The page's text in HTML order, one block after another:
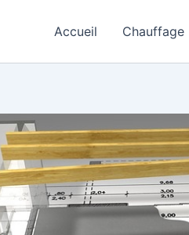
Accueil Chauffage